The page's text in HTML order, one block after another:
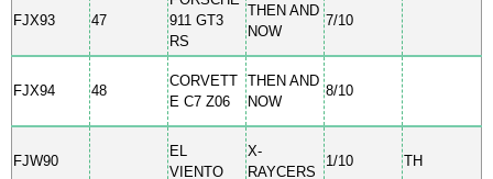
FJX93 47
911 GT3
RS
THEN AND
NOW
7/10
FJX94 48
CORVETT
E C7 Z06
THEN AND
NOW
8/10
FJW90
EL
VIENTO
X-
RAYCERS
1/10 TH